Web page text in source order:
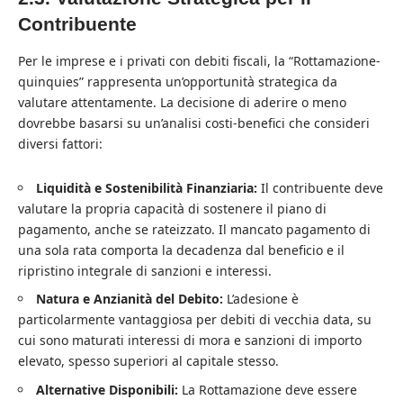
Contribuente
Per le imprese e i privati con debiti fiscali, la “Rottamazione-
quinquies” rappresenta un’opportunità strategica da
valutare attentamente. La decisione di aderire o meno
dovrebbe basarsi su un’analisi costi-benefici che consideri
diversi fattori:
Liquidità e Sostenibilità Finanziaria: Il contribuente deve
valutare la propria capacità di sostenere il piano di
pagamento, anche se rateizzato. Il mancato pagamento di
una sola rata comporta la decadenza dal beneficio e il
ripristino integrale di sanzioni e interessi.
Natura e Anzianità del Debito: L’adesione è
particolarmente vantaggiosa per debiti di vecchia data, su
cui sono maturati interessi di mora e sanzioni di importo
elevato, spesso superiori al capitale stesso.
Alternative Disponibili: La Rottamazione deve essere